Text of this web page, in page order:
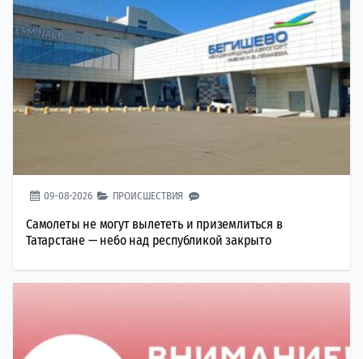
09-08-2026 ПРОИСШЕСТВИЯ
Самолеты не могут вылететь и приземлиться в
Татарстане — небо над республикой закрыто